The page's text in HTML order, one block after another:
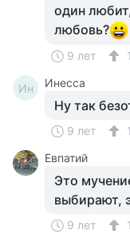
один
любовь?
9 лет 1
Ин Инесса
Ну так
9 лет
1
Евпатий
Это
выбирают,
9 лет 1